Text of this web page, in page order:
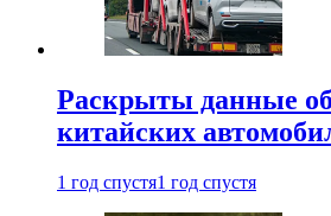
Раскрыты данные
китайских
1 год спустя1 год спустя